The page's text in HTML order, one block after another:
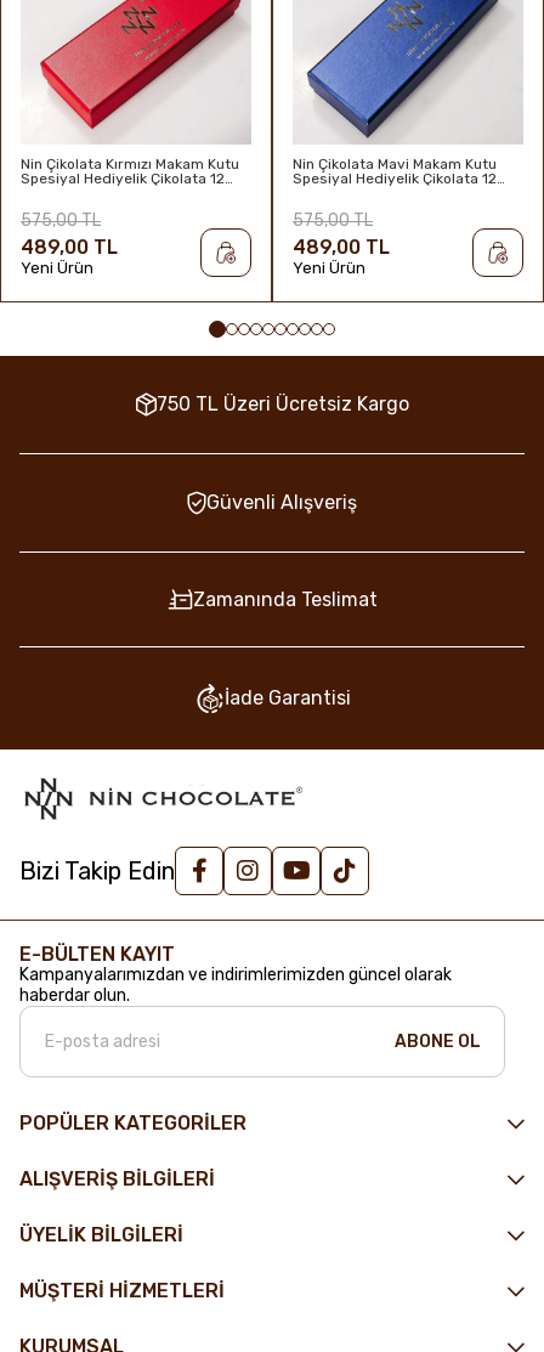
Nin Çikolata Kırmızı Makam Kutu
Spesiyal Hediyelik Çikolata 12
489,00 TL
575,00 TL
Yeni Ürün
Nin Çikolata Mavi Makam Kutu
Spesiyal Hediyelik Çikolata 12
489,00 TL
575,00 TL
Yeni Ürün
750 TL Üzeri Ücretsiz Kargo
Güvenli Alışveriş
Zamanında Teslimat
İade Garantisi
Bizi Takip Edin
POPÜLER KATEGORİLER
ALIŞVERİŞ BİLGİLERİ
ÜYELİK BİLGİLERİ
MÜŞTERİ HİZMETLERİ
KURUMSAL
E-BÜLTEN KAYIT
Kampanyalarımızdan ve indirimlerimizden güncel olarak
haberdar olun.
ABONE OL